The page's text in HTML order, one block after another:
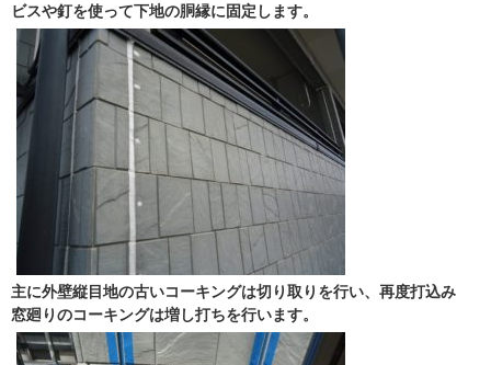
ビスや釘を使って下地の胴縁に固定します。
主に外壁縦目地の古いコーキングは切り取りを行い、再度打込み
窓廻りのコーキングは増し打ちを行います。